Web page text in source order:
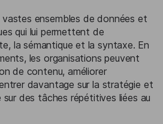
ensembles de données et
qui lui permettent de
la sémantique et la syntaxe. En
les organisations peuvent
de contenu, améliorer
davantage sur la stratégie et
des tâches répétitives liées au